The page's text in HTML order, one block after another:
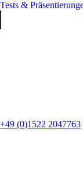
Tests &
+49 (0)1522 2047763